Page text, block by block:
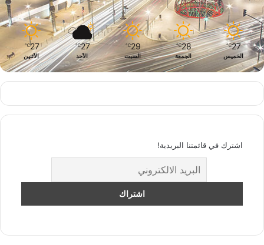
27
℃
الخميس
28
℃
الجمعة
29
℃
السبت
27
℃
الأحد
27
℃
الأثنين
اشترك في قائمتنا البريدية!